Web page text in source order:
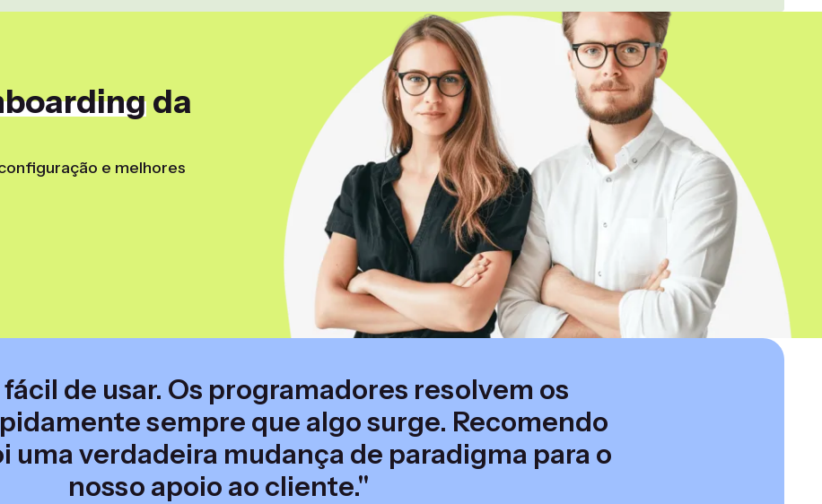
da
e melhores
de usar. Os programadores resolvem os
sempre que algo surge. Recomendo
uma verdadeira mudança de paradigma para o
nosso apoio ao cliente."